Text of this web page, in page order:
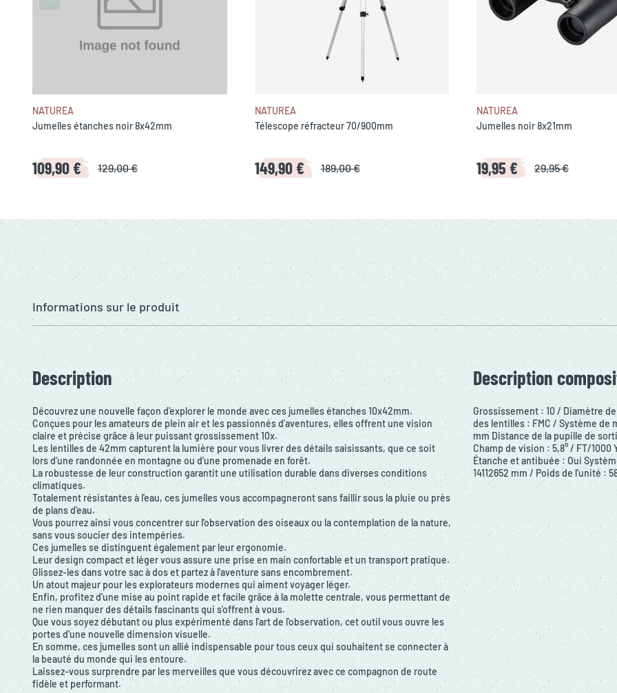
NATUREA
Jumelles étanches noir 8x42mm
109,90 € 129,00 €
NATUREA
Télescope réfracteur 70/900mm
149,90 € 189,00 €
NATUREA
Jumelles noir 8x21mm
19,95 € 29,95 €
Informations sur le produit
Description
Découvrez une nouvelle façon d'explorer le monde avec ces jumelles étanches 10x42mm.
Conçues pour les amateurs de plein air et les passionnés d'aventures, elles offrent une vision
claire et précise grâce à leur puissant grossissement 10x.
Les lentilles de 42mm capturent la lumière pour vous livrer des détails saisissants, que ce soit
lors d'une randonnée en montagne ou d'une promenade en forêt.
La robustesse de leur construction garantit une utilisation durable dans diverses conditions
climatiques.
Totalement résistantes à l'eau, ces jumelles vous accompagneront sans faillir sous la pluie ou près
de plans d'eau.
Vous pourrez ainsi vous concentrer sur l'observation des oiseaux ou la contemplation de la nature,
sans vous soucier des intempéries.
Ces jumelles se distinguent également par leur ergonomie.
Leur design compact et léger vous assure une prise en main confortable et un transport pratique.
Glissez-les dans votre sac à dos et partez à l'aventure sans encombrement.
Un atout majeur pour les explorateurs modernes qui aiment voyager léger.
Enfin, profitez d'une mise au point rapide et facile grâce à la molette centrale, vous permettant de
ne rien manquer des détails fascinants qui s'offrent à vous.
Que vous soyez débutant ou plus expérimenté dans l'art de l'observation, cet outil vous ouvre les
portes d'une nouvelle dimension visuelle.
En somme, ces jumelles sont un allié indispensable pour tous ceux qui souhaitent se connecter à
la beauté du monde qui les entoure.
Laissez-vous surprendre par les merveilles que vous découvrirez avec ce compagnon de route
fidèle et performant.
Description
Grossissement : 10 / Diamètre
des lentilles : FMC / Système de
mm Distance de la pupille de
Champ de vision : 5,8° / FT/1000
Étanche et antibuée : Oui
14112652 mm / Poids de l'unité :